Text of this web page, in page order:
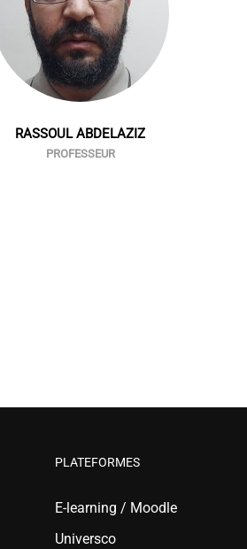
RASSOUL ABDELAZIZ
PROFESSEUR
PLATEFORMES
E-learning / Moodle
Universco